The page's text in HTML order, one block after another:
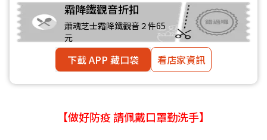
霜降鐵觀音折扣
蕭魂芝士霜降鐵觀音２件65
元
下載 APP 藏口袋 看店家資訊
【做好防疫 請佩戴口罩勤洗手】